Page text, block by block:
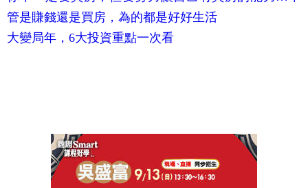
管是賺錢還是買房，為的都是好好生活
大變局年，6大投資重點一次看